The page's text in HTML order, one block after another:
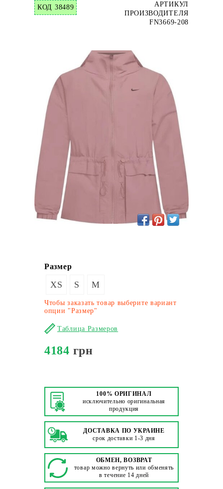
КОД 38489
АРТИКУЛ
ПРОИЗВОДИТЕЛЯ
FN3669-208
Размер
XS S M
Чтобы заказать товар выберите вариант
опции "Размер"
Таблица Размеров
4184 грн
100% ОРИГИНАЛ
исключительно оригинальная
продукция
ДОСТАВКА ПО УКРАИНЕ
срок доставки 1-3 дня
ОБМЕН, ВОЗВРАТ
товар можно вернуть или обменять
в течение 14 дней